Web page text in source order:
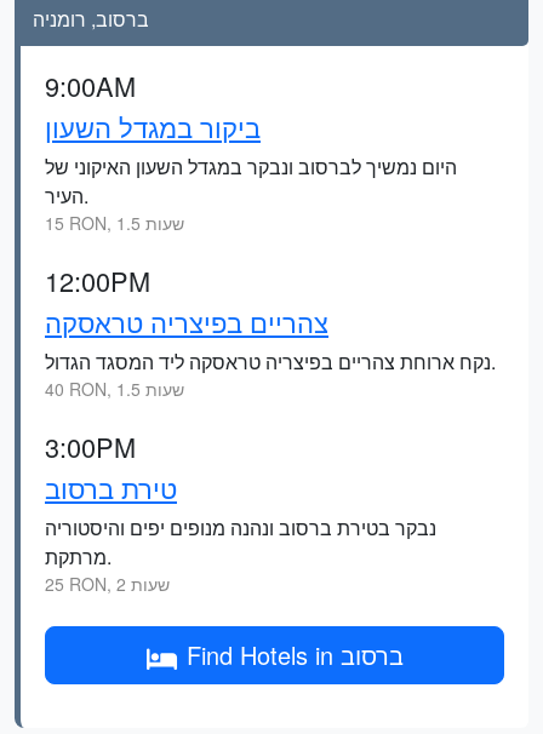
ברסוב, רומניה
9:00AM
ביקור במגדל השעון
היום נמשיך לברסוב ונבקר במגדל השעון האיקוני של
העיר.
15 RON, 1.5 שעות
12:00PM
צהריים בפיצריה טראסקה
נקח ארוחת צהריים בפיצריה טראסקה ליד המסגד הגדול.
40 RON, 1.5 שעות
3:00PM
טירת ברסוב
נבקר בטירת ברסוב ונהנה מנופים יפים והיסטוריה
מרתקת.
25 RON, 2 שעות
Find Hotels in ברסוב